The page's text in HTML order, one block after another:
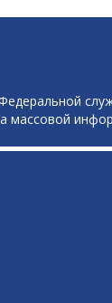
массовой